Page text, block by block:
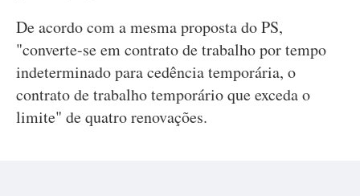
De acordo com a mesma proposta do PS,
"converte-se em contrato de trabalho por tempo
indeterminado para cedência temporária, o
contrato de trabalho temporário que exceda o
limite" de quatro renovações.